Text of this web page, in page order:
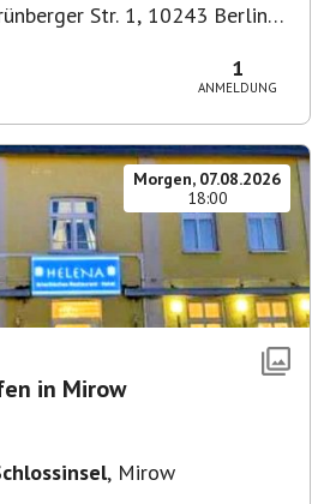
Str. 1, 10243 Berlin-
1
ANMELDUNG
Morgen, 07.08.2026
18:00
in Mirow
, Mirow